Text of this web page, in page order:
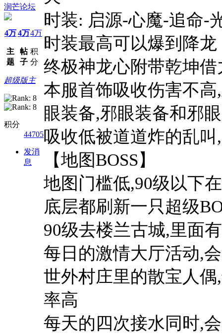
润芒论坛
4万
主
题
4万
帖
子
4万
积
分
超级版主
积分
44705
发消
息
时装: 启源-心魔-追命-
时装最高可以爆到降
终极神龙心附带乾坤
本服首饰吸收伤害不
眼装备,邪眼装备和邪
吸收低被道道炸的乱
【地图BOSS】
地图门槛低,90级以下
底层都刷新一只超级
90级去楼兰古城,里面
每日的激情大厅活动,
世外村庄里的散宝人
率高
每天的四次接水同时,